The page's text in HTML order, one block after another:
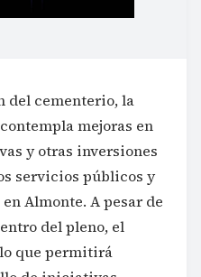
del cementerio, la
mejoras en
y otras inversiones
servicios públicos y
Almonte. A pesar de
del pleno, el
que permitirá